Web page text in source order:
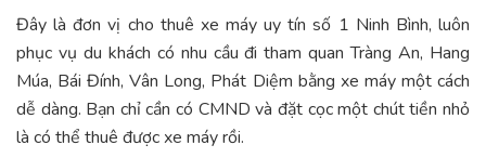
Đây là đơn vị cho thuê xe máy uy tín số 1 Ninh Bình, luôn
phục vụ du khách có nhu cầu đi tham quan Tràng An, Hang
Múa, Bái Đính, Vân Long, Phát Diệm bằng xe máy một cách
dễ dàng. Bạn chỉ cần có CMND và đặt cọc một chút tiền nhỏ
là có thể thuê được xe máy rồi.